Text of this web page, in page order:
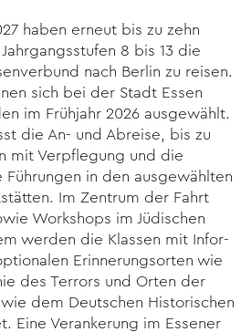
haben erneut bis zu zehn
8 bis 13 die
nach Berlin zu reisen.
sich bei der Stadt Essen
im Frühjahr 2026 ausgewählt.
die An- und Ab­reise, bis zu
mit Verpflegung und die
in den ausgewählten
Im Zentrum der Fahrt
Workshops im Jüdischen
werden die Klassen mit Infor­
Erinnerungsorten wie
des Terrors und Orten der
dem Deutschen Historischen
Eine Veranke­rung im Essener